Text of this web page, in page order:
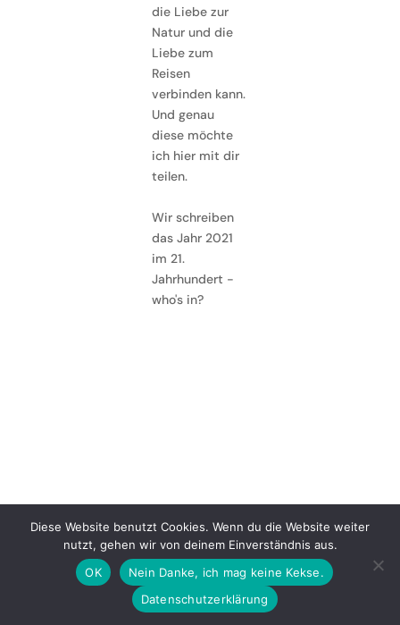
die Liebe zur
Natur und die
Liebe zum
Reisen
verbinden kann.
Und genau
diese möchte
ich hier mit dir
teilen.
Wir schreiben
das Jahr 2021
im 21.
Jahrhundert -
who's in?
Instagram
Copyright Marina Portmann 2021
Diese Website benutzt Cookies. Wenn du die Website weiter
nutzt, gehen wir von deinem Einverständnis aus.
OK
Nein Danke, ich mag keine Kekse.
Datenschutzerklärung